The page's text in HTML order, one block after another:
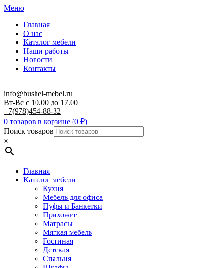
Меню
Главная
О нас
Каталог мебели
Наши работы
Новости
Контакты
info@bushel-mebel.ru
Вт-Вс c 10.00 до 17.00
+7(978)454-88-32
0 товаров в корзине (0 ₽)
Поиск товаров
×
Главная
Каталог мебели
Кухня
Мебель для офиса
Пуфы и Банкетки
Прихожие
Матрасы
Мягкая мебель
Гостиная
Детская
Спальня